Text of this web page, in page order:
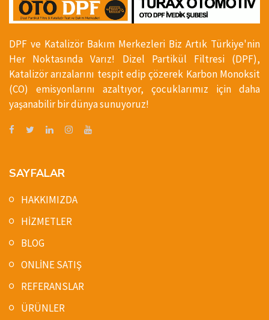
DPF ve Katalizör Bakım Merkezleri Biz Artık Türkiye'nin
Her Noktasında Varız! Dizel Partikül Filtresi (DPF),
Katalizör arızalarını tespit edip çözerek Karbon Monoksit
(CO) emisyonlarını azaltıyor, çocuklarımız için daha
yaşanabilir bir dünya sunuyoruz!
SAYFALAR
HAKKIMIZDA
HİZMETLER
BLOG
ONLİNE SATIŞ
REFERANSLAR
ÜRÜNLER